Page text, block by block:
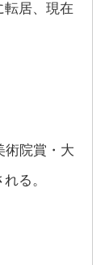
転居、現在
術院賞・大
る。